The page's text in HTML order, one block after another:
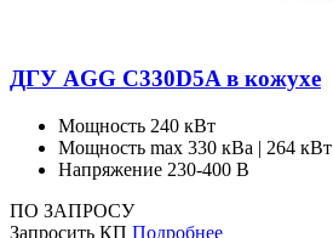
ДГУ AGG C330D5A в кожухе
Мощность 240 кВт
Мощность max 330 кВа | 264 кВт
Напряжение 230-400 В
ПО ЗАПРОСУ
Запросить КП Подробнее